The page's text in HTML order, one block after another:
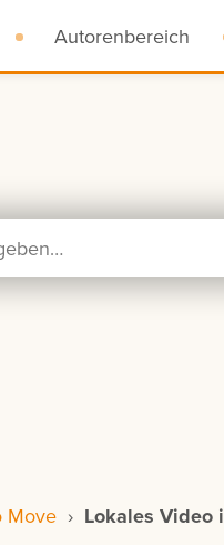
Autorenbereich
Move › Lokales Video